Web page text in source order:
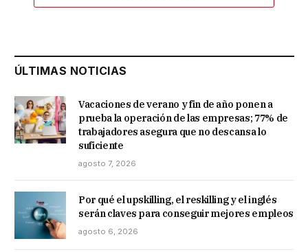
ÚLTIMAS NOTICIAS
Vacaciones de verano y fin de año ponen a
prueba la operación de las empresas; 77% de
trabajadores asegura que no descansa lo
suficiente
agosto 7, 2026
Por qué el upskilling, el reskilling y el inglés
serán claves para conseguir mejores empleos
agosto 6, 2026